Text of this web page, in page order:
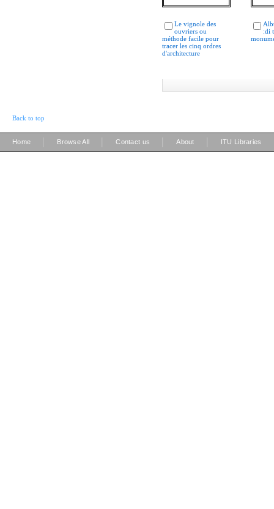
Le vignole des
ouvriers ou
méthode facile pour
tracer les cinq ordres
d'architecture
:di
Back to top
Home Browse All Contact us About ITU Libraries